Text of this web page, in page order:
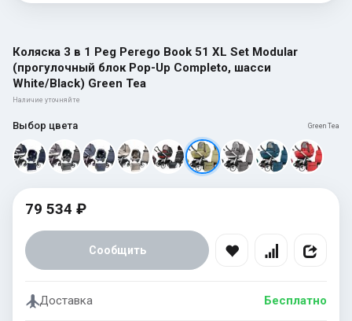
Коляска 3 в 1 Peg Perego Book 51 XL Set Modular
(прогулочный блок Pop-Up Completo, шасси
White/Black) Green Tea
Наличие уточняйте
Выбор цвета Green Tea
79 534 ₽
Сообщить
Доставка Бесплатно